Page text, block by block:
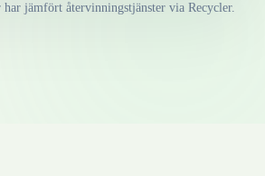
har jämfört återvinningstjänster via Recycler.